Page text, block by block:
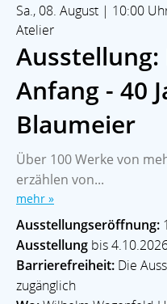
Sa., 08. August | 10:00
Atelier
Anfang - 40
Blaumeier
Über 100 Werke von
erzählen von...
mehr »
Ausstellungseröffnung:
Ausstellung bis
Barrierefreiheit: Die
zugänglich